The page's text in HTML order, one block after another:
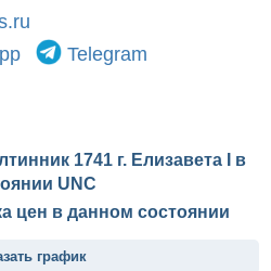
Telegram
1741 г. Елизавета I в
UNC
цен в данном состоянии
график